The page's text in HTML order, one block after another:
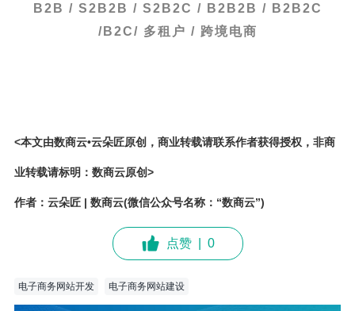
B2B / S2B2B / S2B2C / B2B2B / B2B2C
/B2C/ 多租户 / 跨境电商
<本文由数商云•云朵匠原创，商业转载请联系作者获得授权，非商
业转载请标明：数商云原创>
作者：云朵匠 | 数商云(微信公众号名称：“数商云”)
点赞 0
电子商务网站开发 电子商务网站建设